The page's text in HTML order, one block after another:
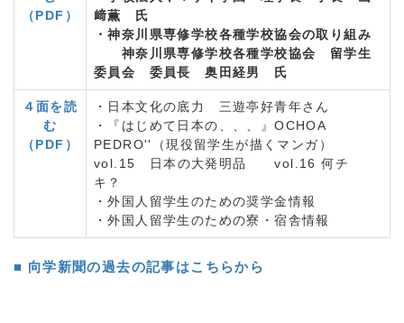
（PDF）
﨑薫 氏
・神奈川県専修学校各種学校協会の取り組み
神奈川県専修学校各種学校協会 留学生
委員会 委員長 奥田経男 氏
４面を読
む
（PDF）
・日本文化の底力 三遊亭好青年さん
・『はじめて日本の、、、』OCHOA
PEDRO''（現役留学生が描くマンガ）
vol.15 日本の大発明品 vol.16 何チ
キ？
・外国人留学生のための奨学金情報
・外国人留学生のための寮・宿舎情報
■ 向学新聞の過去の記事はこちらから